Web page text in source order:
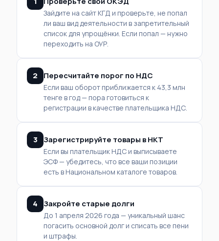
Зайдите на сайт КГД и проверьте, не попал
ли ваш вид деятельности в запретительный
список для упрощёнки. Если попал — нужно
переходить на ОУР.
2 Пересчитайте порог по НДС
Если ваш оборот приближается к 43,3 млн
тенге в год — пора готовиться к
регистрации в качестве плательщика НДС.
3 Зарегистрируйте товары в НКТ
Если вы плательщик НДС и выписываете
ЭСФ — убедитесь, что все ваши позиции
есть в Национальном каталоге товаров.
4 Закройте старые долги
До 1 апреля 2026 года — уникальный шанс
погасить основной долг и списать все пени
и штрафы.